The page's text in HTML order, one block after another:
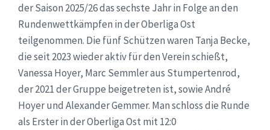
der Saison 2025/26 das sechste Jahr in Folge an den
Rundenwettkämpfen in der Oberliga Ost
teilgenommen. Die fünf Schützen waren Tanja Becke,
die seit 2023 wieder aktiv für den Verein schießt,
Vanessa Hoyer, Marc Semmler aus Stumpertenrod,
der 2021 der Gruppe beigetreten ist, sowie André
Hoyer und Alexander Gemmer. Man schloss die Runde
als Erster in der Oberliga Ost mit 12:0